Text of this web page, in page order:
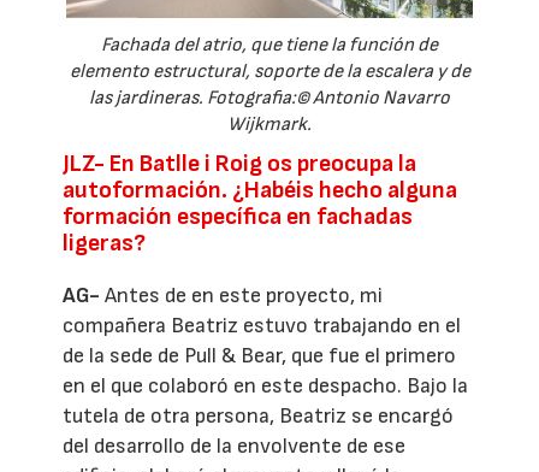
Fachada del atrio, que tiene la función de
elemento estructural, soporte de la escalera y de
las jardineras. Fotografia:© Antonio Navarro
Wijkmark.
JLZ- En Batlle i Roig os preocupa la
autoformación. ¿Habéis hecho alguna
formación específica en fachadas
ligeras?
AG- Antes de en este proyecto, mi
compañera Beatriz estuvo trabajando en el
de la sede de Pull & Bear, que fue el primero
en el que colaboró en este despacho. Bajo la
tutela de otra persona, Beatriz se encargó
del desarrollo de la envolvente de ese